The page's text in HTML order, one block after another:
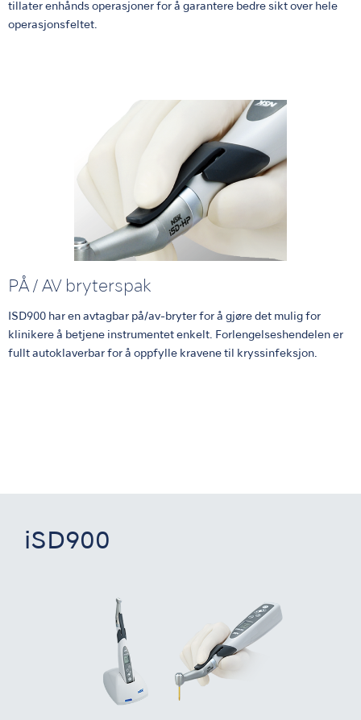
tillater enhånds operasjoner for å garantere bedre sikt over hele
operasjonsfeltet.
PÅ / AV bryterspak
ISD900 har en avtagbar på/av-bryter for å gjøre det mulig for
klinikere å betjene instrumentet enkelt. Forlengelseshendelen er
fullt autoklaverbar for å oppfylle kravene til kryssinfeksjon.
iSD900